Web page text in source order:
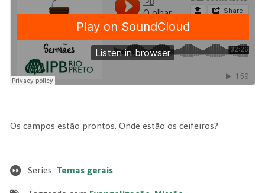
Os campos estão prontos. Onde estão os ceifeiros?
Series: Temas gerais